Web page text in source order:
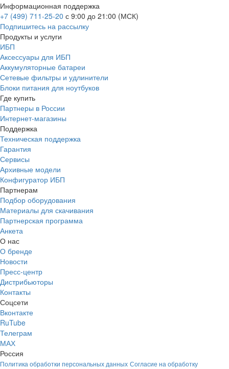
Информационная поддержка
+7 (499) 711-25-20 с 9:00 до 21:00 (МСК)
Подпишитесь на рассылку
Продукты и услуги
ИБП
Аксессуары для ИБП
Аккумуляторные батареи
Сетевые фильтры и удлинители
Блоки питания для ноутбуков
Где купить
Партнеры в России
Интернет-магазины
Поддержка
Техническая поддержка
Гарантия
Сервисы
Архивные модели
Конфигуратор ИБП
Партнерам
Подбор оборудования
Материалы для скачивания
Партнерская программа
Анкета
О нас
О бренде
Новости
Пресс-центр
Дистрибьюторы
Контакты
Соцсети
Вконтакте
RuTube
Телеграм
МАХ
Россия
Политика обработки персональных данных Согласие на обработку